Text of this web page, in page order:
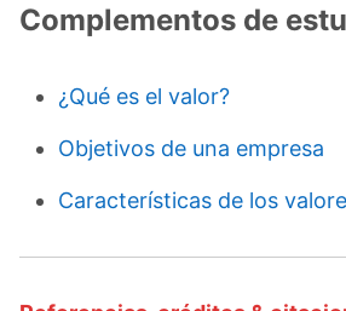
Complementos de
¿Qué es el valor?
Objetivos de una empresa
Características de los